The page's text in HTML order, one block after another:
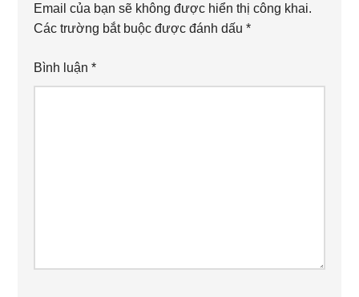
Email của bạn sẽ không được hiển thị công khai.
Các trường bắt buộc được đánh dấu*
Bình luận*